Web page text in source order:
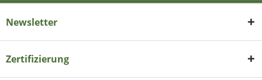
Newsletter
Zertifizierung